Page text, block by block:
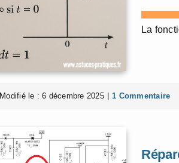
La
Modifié le : 6 décembre 2025 1 Commentaire